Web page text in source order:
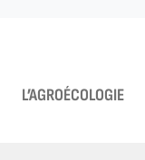
L’AGROÉCOLOGIE